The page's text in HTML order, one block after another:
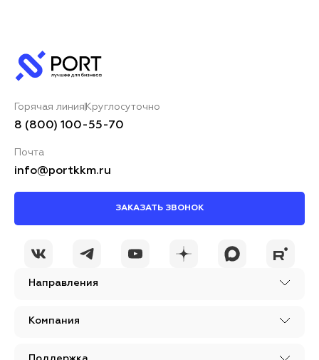
Ваш комментарий*
конфиденциальности
КОММЕНТАРИЙ
Направления
Компания
Горячая линия Круглосуточно
8 (800) 100-55-70
Почта
info@portkkm.ru
ЗАКАЗАТЬ ЗВОНОК